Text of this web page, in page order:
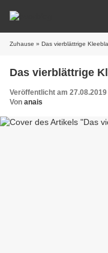
Zuhause » Das vierblättrige
Das vierblättrige
Veröffentlicht am
Von anais